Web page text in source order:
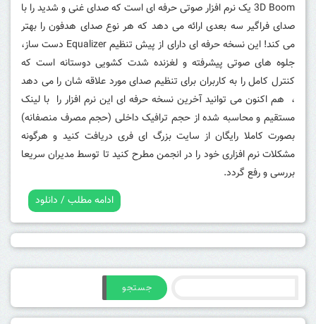
3D Boom یک نرم افزار صوتی حرفه ای است که صدای غنی و شدید را با
صدای فراگیر سه بعدی ارائه می دهد که هر نوع صدای هدفون را بهتر
می کند!
این نسخه حرفه ای دارای از پیش تنظیم Equalizer دست ساز،
جلوه های صوتی پیشرفته و لغزنده شدت کشویی دوستانه است که
کنترل کامل را به کاربران برای تنظیم صدای مورد علاقه شان را می دهد
، هم اکنون می توانید آخرین نسخه حرفه ای این نرم افزار را با لینک
مستقیم و محاسبه شده از حجم ترافیک داخلی (حجم مصرف منصفانه)
بصورت کاملا رایگان از سایت بزرگ ای فری دریافت کنید و هرگونه
مشکلات نرم افزاری خود را در انجمن مطرح کنید تا توسط مدیران سریعا
بررسی و رفع گردد.
ادامه مطلب / دانلود
جستجو